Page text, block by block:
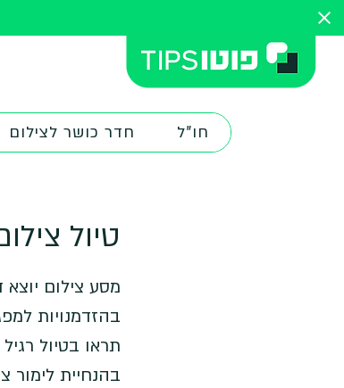
חו"ל חדר כושר לצילום
טיול
מסע צילום יוצא
בהזדמנויות
בהנחיית לימור